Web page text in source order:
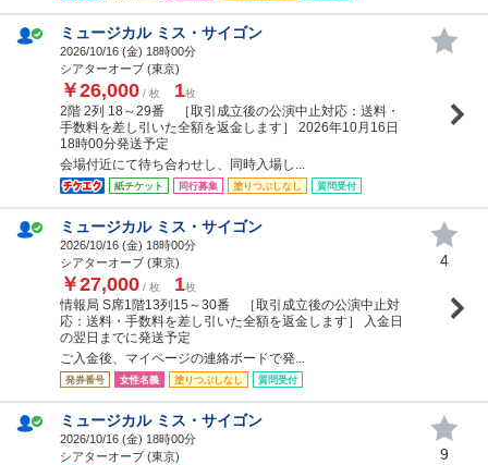
ミュージカル ミス・サイゴン
2026/10/16 (金) 18時00分
シアターオーブ (東京)
￥26,000 / 枚 1枚
2階 2列 18～29番 ［取引成立後の公演中止対応：送料・
手数料を差し引いた全額を返金します］ 2026年10月16日
18時00分発送予定
会場付近にて待ち合わせし、同時入場し...
紙チケット 同行募集 塗りつぶしなし 質問受付
ミュージカル ミス・サイゴン
2026/10/16 (金) 18時00分
シアターオーブ (東京)
￥27,000 / 枚 1枚
情報局 S席1階13列15～30番 ［取引成立後の公演中止対
応：送料・手数料を差し引いた全額を返金します］ 入金日
の翌日までに発送予定
ご入金後、マイページの連絡ボードで発...
発券番号 女性名義 塗りつぶしなし 質問受付
4
ミュージカル ミス・サイゴン
2026/10/16 (金) 18時00分
シアターオーブ (東京)
9